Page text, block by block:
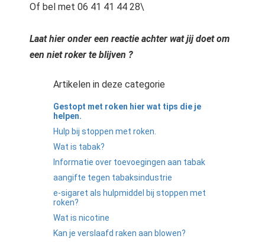
Of bel met 06 41 41 44 28\
Laat hier onder een reactie achter wat jij doet om
een niet roker te blijven ?
Artikelen in deze categorie
Gestopt met roken hier wat tips die je
helpen.
Hulp bij stoppen met roken.
Wat is tabak?
Informatie over toevoegingen aan tabak
aangifte tegen tabaksindustrie
e-sigaret als hulpmiddel bij stoppen met
roken?
Wat is nicotine
Kan je verslaafd raken aan blowen?